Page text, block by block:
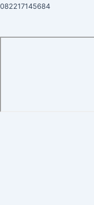
082217145684